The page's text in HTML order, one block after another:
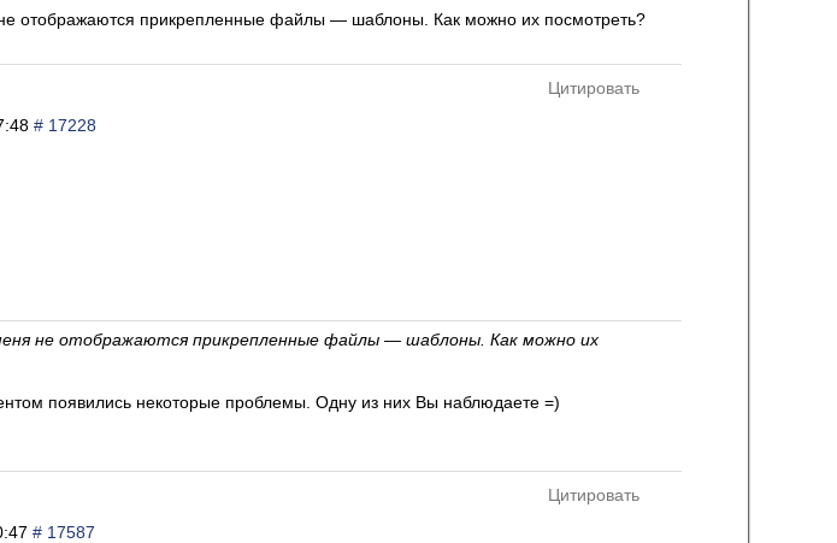
отображаются прикрепленные файлы — шаблоны. Как можно их посмотреть?
Цитировать
# 17228
не отображаются прикрепленные файлы — шаблоны. Как можно их
появились некоторые проблемы. Одну из них Вы наблюдаете =)
Цитировать
# 17587